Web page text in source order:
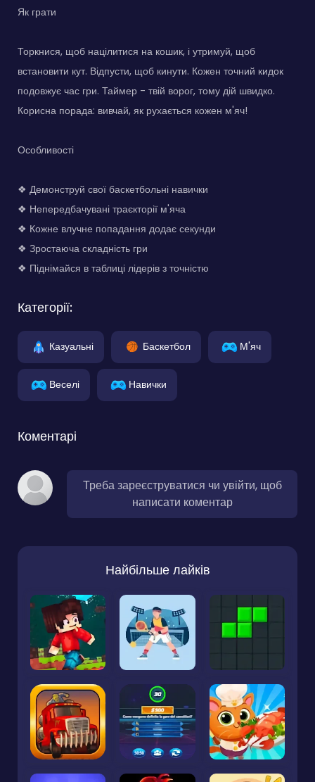
Як грати
Торкнися, щоб націлитися на кошик, і утримуй, щоб
встановити кут. Відпусти, щоб кинути. Кожен точний кидок
подовжує час гри. Таймер - твій ворог, тому дій швидко.
Корисна порада: вивчай, як рухається кожен м'яч!
Особливості
❖ Демонструй свої баскетбольні навички
❖ Непередбачувані траєкторії м'яча
❖ Кожне влучне попадання додає секунди
❖ Зростаюча складність гри
❖ Піднімайся в таблиці лідерів з точністю
Категорії:
Казуальні Баскетбол М'яч
Веселі Навички
Коментарі
Треба зареєструватися чи увійти, щоб
написати коментар
Найбільше лайків